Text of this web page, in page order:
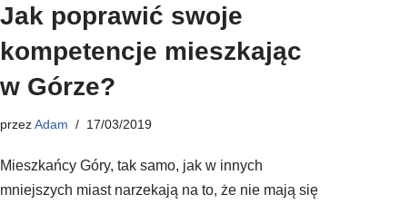
Jak poprawić swoje
kompetencje mieszkając
w Górze?
przezAdam 17/03/2019
Mieszkańcy Góry, tak samo, jak w innych
mniejszych miast narzekają na to, że nie mają się